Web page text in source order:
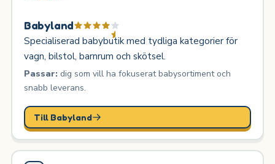
Babyland
Specialiserad babybutik med tydliga kategorier för
vagn, bilstol, barnrum och skötsel.
Passar:dig som vill ha fokuserat babysortiment och
snabb leverans.
Till Babyland